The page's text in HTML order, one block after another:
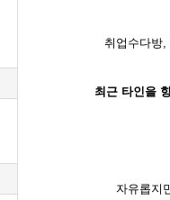
취업수다방
최근 타인을
자유롭지